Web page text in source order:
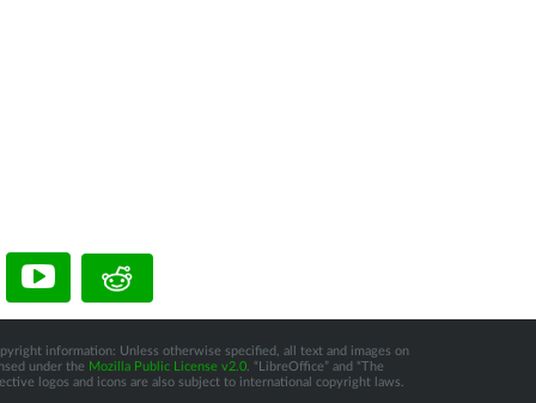
information: Unless otherwise specified, all text and images on
under the Mozilla Public License v2.0. “LibreOffice” and “The
logos and icons are also subject to international copyright laws.